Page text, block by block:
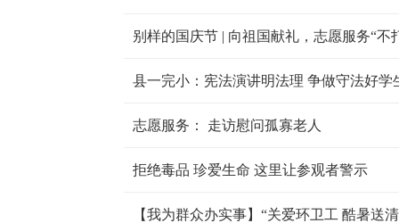
别样的国庆节 | 向祖国献礼，志愿服务“不
县一完小：宪法演讲明法理 争做守法好学
志愿服务： 走访慰问孤寡老人
拒绝毒品 珍爱生命 这里让参观者警示
【我为群众办实事】“关爱环卫工 酷暑送